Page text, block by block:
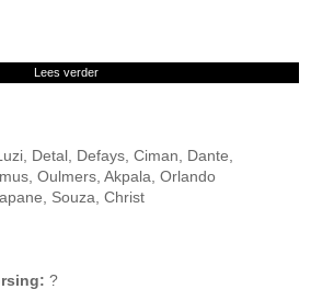
Lees verder
Detal, Defays, Ciman, Dante,
Oulmers, Akpala, Orlando
Souza, Christ
?